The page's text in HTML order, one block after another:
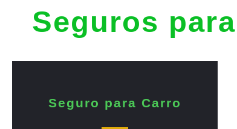
Seguros
Seguro para Carro